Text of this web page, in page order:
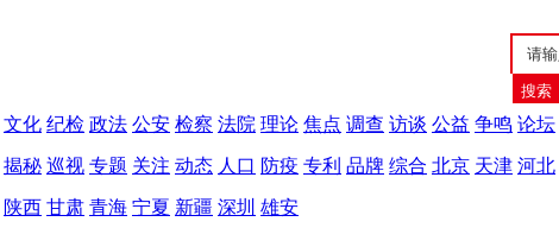
文化 纪检 政法 公安 检察 法院 理论 焦点 调查 访谈 公益 争鸣 论坛
揭秘 巡视 专题 关注 动态 人口 防疫 专利 品牌 综合 北京 天津 河北
陕西 甘肃 青海 宁夏 新疆 深圳 雄安